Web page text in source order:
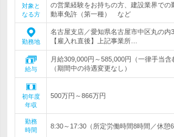
対象と
なる方
の営業経験をお持ちの方、建設業界での
動車免許（第一種） など
勤務地
名古屋支店／愛知県名古屋市中区丸の内
【雇入れ直後】上記事業所…
給与
月給309,000円～585,000円（一律手当
（期間中の待遇変更なし）
初年度
年収
500万円～866万円
勤務
時間
8:30～17:30（所定労働時間8時間／休憩